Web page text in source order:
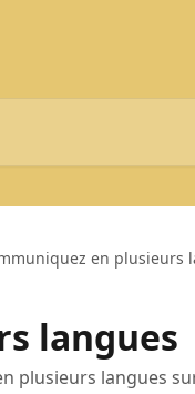
en plusieurs
langues
plusieurs langues